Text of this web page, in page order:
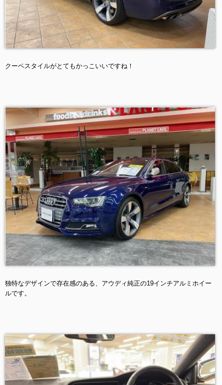
クーペスタイルがとてもかっこいいですね！
独特なデザインで存在感のある、アウディ純正の19インチアルミホイー
ルです。